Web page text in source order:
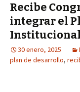
Recibe
integrar el
Institucional
30 enero, 2025
plan de desarrollo,